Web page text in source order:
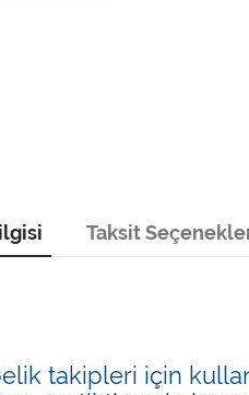
Taksit
takipleri için